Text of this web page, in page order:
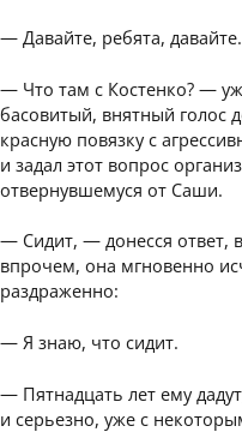
— Давайте, ребята,
— Что там с Костенко? —
басовитый, внятный голос
красную повязку с
и задал этот вопрос
отвернувшемуся от Саши.
— Сидит, — донесся ответ, в
впрочем, она мгновенно
раздраженно:
— Я знаю, что сидит.
— Пятнадцать лет ему
и серьезно, уже с